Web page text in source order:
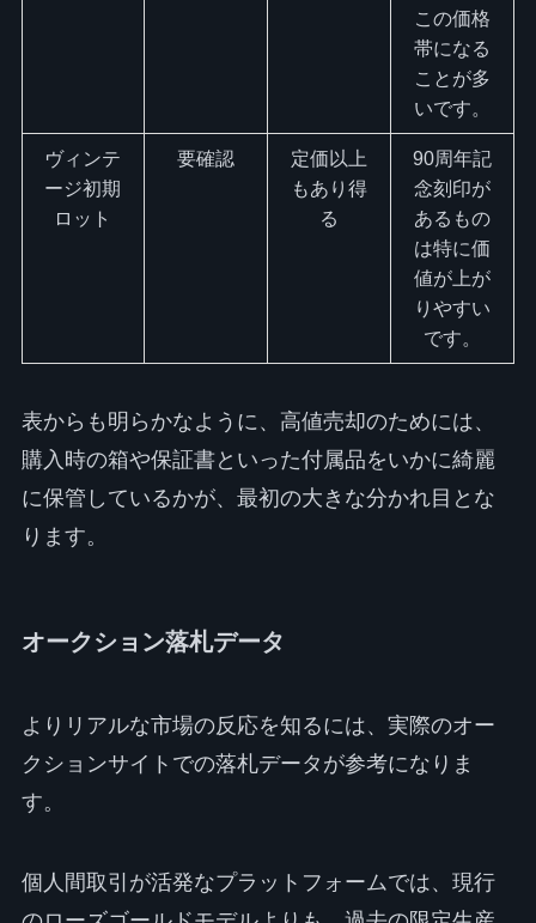
この価格
帯になる
ことが多
いです。
ヴィンテ
ージ初期
ロット
要確認
定価以上
もあり得
る
90周年記
念刻印が
あるもの
は特に価
値が上が
りやすい
です。
表からも明らかなように、高値売却のためには、
購入時の箱や保証書といった付属品をいかに綺麗
に保管しているかが、最初の大きな分かれ目とな
ります。
オークション落札データ
よりリアルな市場の反応を知るには、実際のオー
クションサイトでの落札データが参考になりま
す。
個人間取引が活発なプラットフォームでは、現行